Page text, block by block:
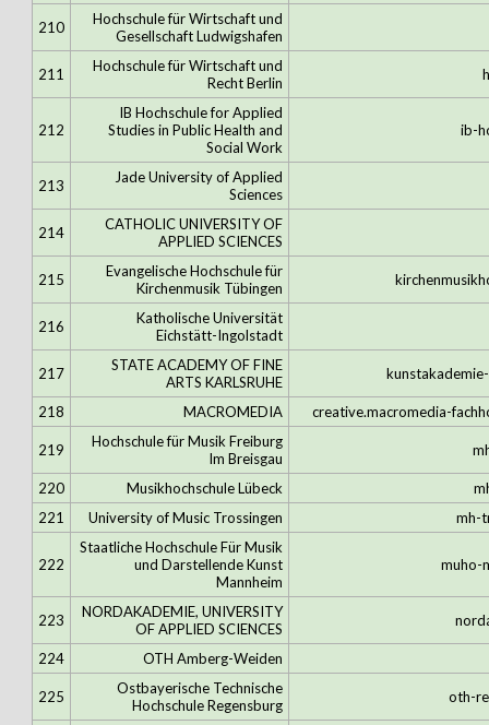
210
Hochschule für Wirtschaft und
Gesellschaft Ludwigshafen
211
Hochschule für Wirtschaft und
Recht Berlin
212
IB Hochschule for Applied
Studies in Public Health and
Social Work
ib-
213
Jade University of Applied
Sciences
214
CATHOLIC UNIVERSITY OF
APPLIED SCIENCES
215
Evangelische Hochschule für
Kirchenmusik Tübingen
216
Katholische Universität
Eichstätt-Ingolstadt
217
STATE ACADEMY OF FINE
ARTS KARLSRUHE
218 MACROMEDIA creative.macromedia-
219
Hochschule für Musik Freiburg
Im Breisgau
220 Musikhochschule Lübeck
221
University of Music Trossingen mh-
222
Staatliche Hochschule Für Musik
und Darstellende Kunst
Mannheim
muho-
223
NORDAKADEMIE, UNIVERSITY
OF APPLIED SCIENCES
224 OTH Amberg-Weiden
225
Ostbayerische Technische
Hochschule Regensburg
oth-